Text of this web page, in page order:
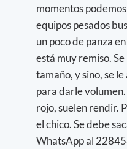
momentos
equipos pesados
un poco de panza
está muy remiso.
tamaño, y sino, se
para darle
rojo, suelen rendir.
el chico. Se debe
WhatsApp al